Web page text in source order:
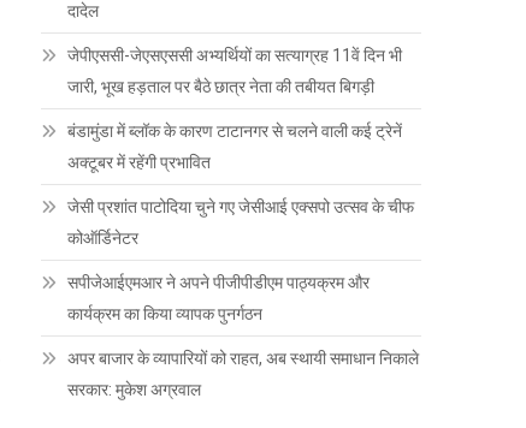
दादेल
जेपीएससी-जेएसएससी अभ्यर्थियों का सत्याग्रह 11वें दिन भी
जारी, भूख हड़ताल पर बैठे छात्र नेता की तबीयत बिगड़ी
बंडामुंडा में ब्लॉक के कारण टाटानगर से चलने वाली कई ट्रेनें
अक्टूबर में रहेंगी प्रभावित
जेसी प्रशांत पाटोदिया चुने गए जेसीआई एक्सपो उत्सव के चीफ
कोऑर्डिनेटर
सपीजेआईएमआर ने अपने पीजीपीडीएम पाठ्यक्रम और
कार्यक्रम का किया व्यापक पुनर्गठन
अपर बाजार के व्यापारियों को राहत, अब स्थायी समाधान निकाले
सरकार: मुकेश अग्रवाल